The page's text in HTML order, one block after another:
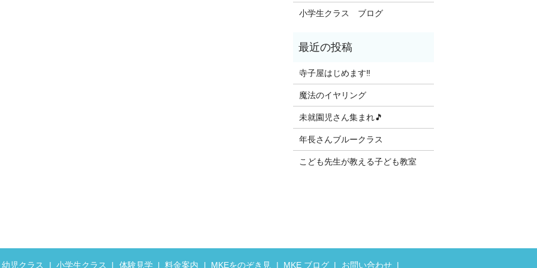
小学生クラス ブログ
寺子屋はじめます‼️
魔法のイヤリング
未就園児さん集まれ🎵
年長さんブルークラス
こども先生が教える子ども教室
幼児クラス 小学生クラス 体験見学 料金案内 MKEをのぞき見 MKE ブログ お問い合わせ